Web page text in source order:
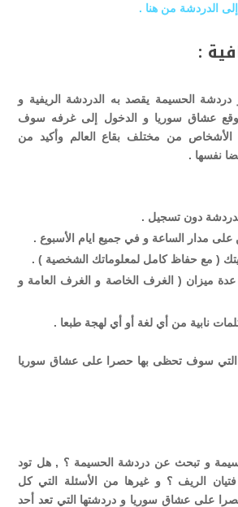
الدردشة من هنا .
:
الحسيمة يقصد به الدردشة الريفية و
عشاق سوريا و الدخول إلى غرفه سوف
الأشخاص من مختلف بقاع العالم وأكيد من
نفسها .
دون تسجيل .
على مدار الساعة و في جميع ايام الأسبوع .
( مع حفاظ كامل لمعلوماتك الشخصية ) .
عدة ميزان ( الغرف الخاصة و الغرف العامة و
نابية من أي لغة أو أي لهجة طبعا .
التي سوف تحظى بها حصرا على عشاق سوريا
و تبحث عن دردشة الحسيمة ؟ , هل تود
الريف ؟ و غيرها من الأسئلة التي كل
حصرا على عشاق سوريا و دردشتها التي تعد أحد